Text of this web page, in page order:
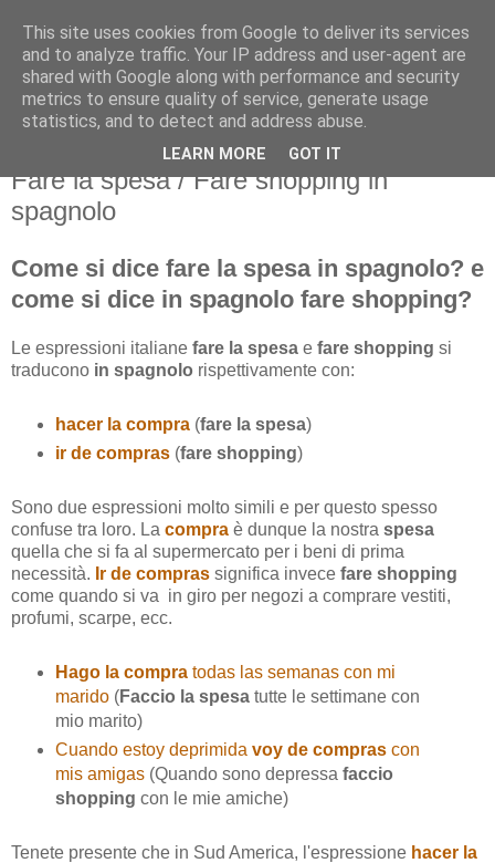
sabato 11 maggio 2013
Fare la spesa / Fare shopping in
spagnolo
Come si dice fare la spesa in spagnolo? e
come si dice in spagnolo fare shopping?
Le espressioni italiane fare la spesa e fare shopping si
traducono in spagnolo rispettivamente con:
hacer la compra(fare la spesa)
ir de compras(fare shopping)
Sono due espressioni molto simili e per questo spesso
confuse tra loro. La compra è dunque la nostra spesa
quella che si fa al supermercato per i beni di prima
necessità. Ir de compras significa invece fare shopping
come quando si va in giro per negozi a comprare vestiti,
profumi, scarpe, ecc.
Hago la compratodas las semanas con mi
marido(Faccio la spesatutte le settimane con
mio marito)
Cuando estoy deprimida voy de comprascon
mis amigas(Quando sono depressa faccio
shopping con le mie amiche)
Tenete presente che in Sud America, l'espressione hacer la
This site uses cookies from Google to deliver its services
and to analyze traffic. Your IP address and user-agent are
shared with Google along with performance and security
metrics to ensure quality of service, generate usage
statistics, and to detect and address abuse.
LEARN MORE GOT IT